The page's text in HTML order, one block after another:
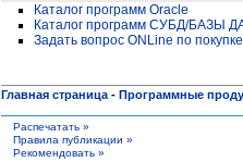
Каталог программ Oracle
Каталог программ СУБД/БАЗЫ
Задать вопрос ONLine по
Главная страница - Программные
Распечатать »
Правила публикации »
Рекомендовать »